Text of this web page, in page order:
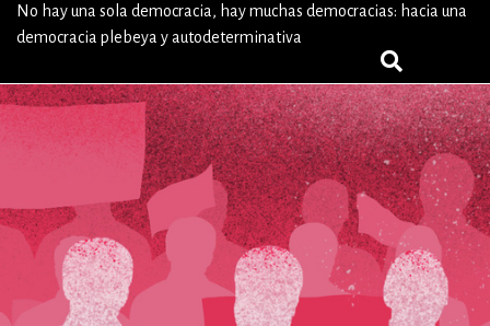
No hay una sola democracia, hay muchas democracias: hacia una
democracia plebeya y autodeterminativa